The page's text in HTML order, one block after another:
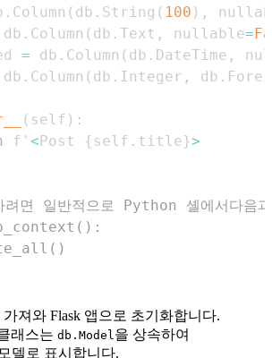
. Column ( db . String ( 100 ) ,
db . Column ( db . Text , nullable=
= db . Column ( db . DateTime ,
db . Column ( db . Integer , db .
( self ) :
f' <Post { self . title}>
려면 일반적으로 Python 셸에서다음
가져와 Flask 앱으로 초기화합니다.
래스는 db.Model 을 상속하여
델로 표시합니다.